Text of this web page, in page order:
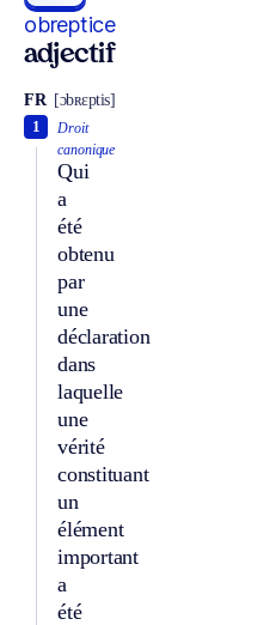
obreptice
adjectif
FR [ɔbʀɛptis]
Droit
canonique
Qui
a
été
obtenu
par
une
déclaration
dans
laquelle
une
vérité
constituant
un
élément
important
a
été
1